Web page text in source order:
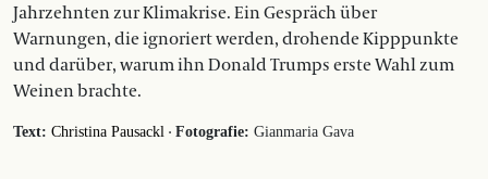
Jahrzehnten zur Klimakrise. Ein Gespräch über
Warnungen, die ignoriert werden, drohende Kipppunkte
und darüber, warum ihn Donald Trumps erste Wahl zum
Weinen brachte.
Text: Christina Pausackl · Fotografie: Gianmaria Gava